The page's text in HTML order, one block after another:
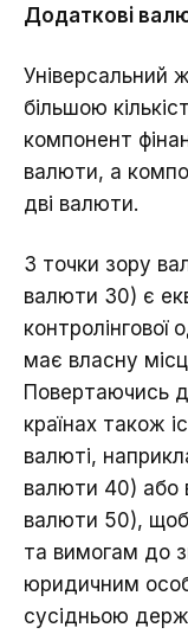
Додаткові
Універсальний
більшою
компонент
валюти, а
дві валюти.
З точки зору
валюти 30) є
контролінгової
має власну
Повертаючись
країнах також
валюті,
валюти 40) або
валюти 50), щоб
та вимогам до
юридичним
сусідньою